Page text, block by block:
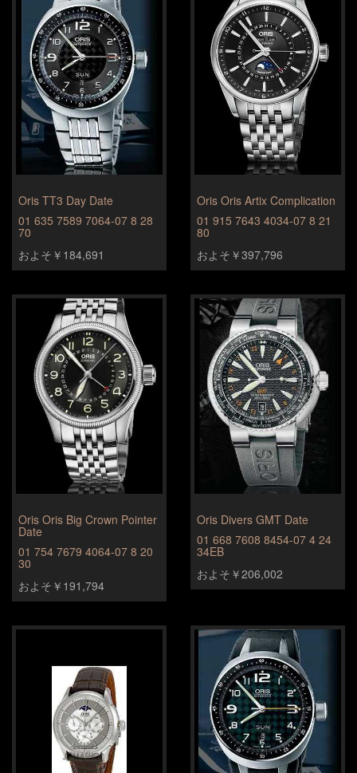
Oris TT3 Day Date
01 635 7589 7064-07 8 28
70
およそ￥184,691
Oris Oris Artix Complication
01 915 7643 4034-07 8 21
80
およそ￥397,796
Oris Oris Big Crown Pointer
Date
01 754 7679 4064-07 8 20
30
およそ￥191,794
Oris Divers GMT Date
01 668 7608 8454-07 4 24
34EB
およそ￥206,002